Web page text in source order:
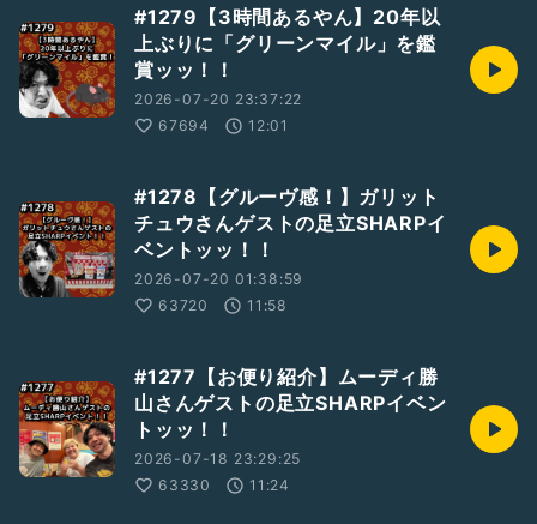
#1279【3時間あるやん】20年以
上ぶりに「グリーンマイル」を鑑
賞ッッ！！
2026-07-20 23:37:22
67694
12:01
#1278【グルーヴ感！】ガリット
チュウさんゲストの足立SHARPイ
ベントッッ！！
2026-07-20 01:38:59
63720
11:58
#1277【お便り紹介】ムーディ勝
山さんゲストの足立SHARPイベン
トッッ！！
2026-07-18 23:29:25
63330
11:24